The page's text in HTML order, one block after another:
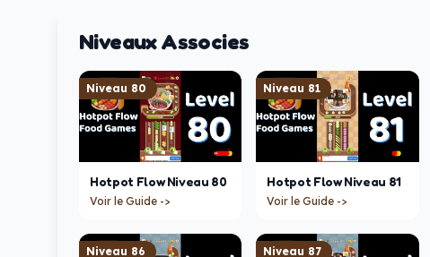
Niveaux Associes
Niveau 80
Hotpot Flow Niveau 80
Voir le Guide ->
Niveau 81
Hotpot Flow Niveau 81
Voir le Guide ->
Niveau 86 Niveau 87